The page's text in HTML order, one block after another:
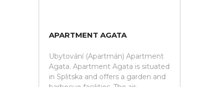
APARTMENT AGATA
Ubytování (Apartmán) Apartment
Agata. Apartment Agata is situated
in Splitska and offers a garden and